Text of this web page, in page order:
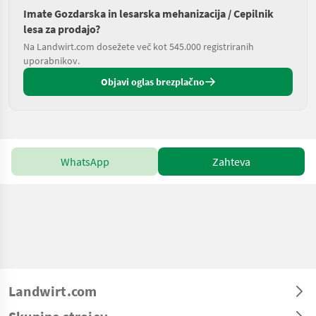
Imate Gozdarska in lesarska mehanizacija / Cepilnik
lesa za prodajo?
Na Landwirt.com dosežete več kot 545.000 registriranih
uporabnikov.
Objavi oglas brezplačno
WhatsApp Zahteva
Landwirt.com